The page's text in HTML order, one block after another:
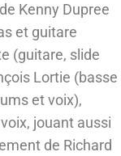
Kenny Dupree
et guitare
(guitare, slide
Lortie (basse
et voix),
jouant aussi
de Richard